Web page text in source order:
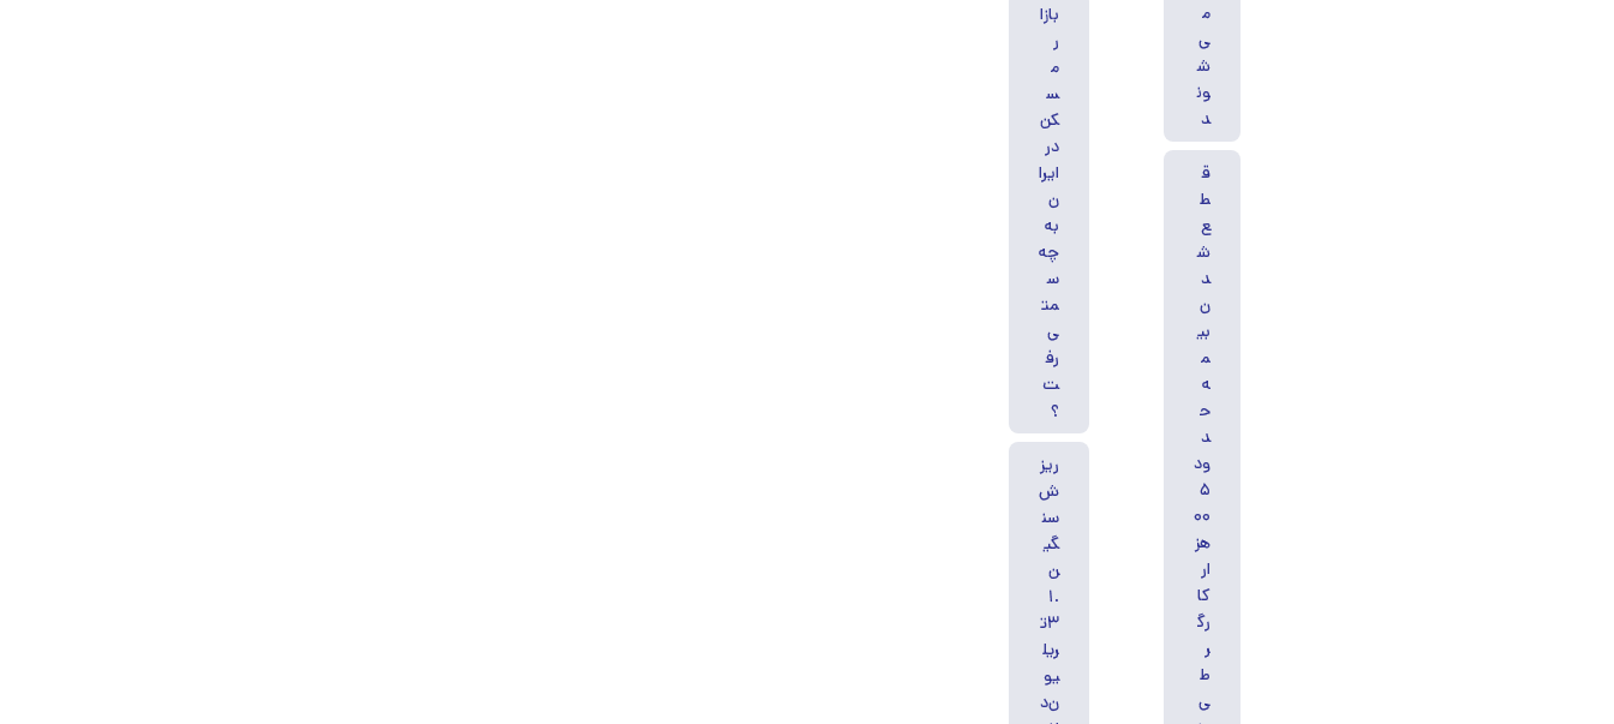
م
ی‌
ش
ون
د
ق
ط
ع
ش
د
ن
بی
م
ه
ح
د
ود
۵
۰۰
هز
ار
کا
رگ
ر
ط
ی
بازا
ر
م
س
کن
در
ایرا
ن
به
چه
س
مت
ی
رف
ت
؟
ریز
ش
سن
گی
ن
۱.
۳ت
ریل
یو
ن‌د